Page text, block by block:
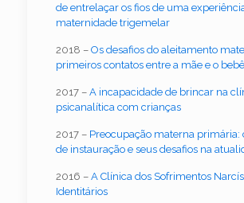
de entrelaçar os fios de uma
maternidade trigemelar
2018 – Os desafios do aleitamento
primeiros contatos entre a mãe e o bebê
2017 – A incapacidade de brincar na
psicanalítica com crianças
2017 – Preocupação materna primária:
de instauração e seus desafios na
2016 – A Clínica dos Sofrimentos
Identitários